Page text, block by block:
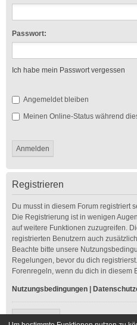
Passwort:
Ich habe mein Passwort vergessen
Angemeldet bleiben
Meinen Online-Status während
Registrieren
Du musst in diesem Forum registriert
Die Registrierung ist in wenigen
auf weitere Funktionen zuzugreifen.
registrierten Benutzern auch
Beachte bitte unsere
Regelungen, bevor du dich
Forenregeln, wenn du dich in diesem
Nutzungsbedingungen